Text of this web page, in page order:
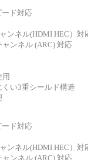
ド対応
ンネル(HDMI HEC）対
ンネル (ARC) 対応
い3重シールド構造
ド対応
ンネル(HDMI HEC）対
ンネル (ARC) 対応